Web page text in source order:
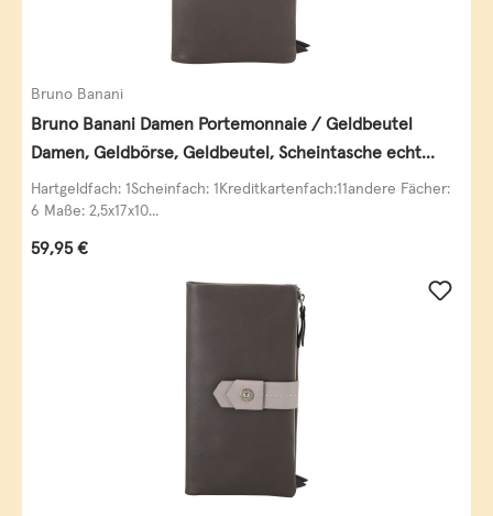
Bruno Banani
Bruno Banani Damen Portemonnaie / Geldbeutel
Damen, Geldbörse, Geldbeutel, Scheintasche echt
Leder
Hartgeldfach: 1Scheinfach: 1Kreditkartenfach:11andere Fächer:
6 Maße: 2,5x17x10...
Regulärer Preis:
59,95 €